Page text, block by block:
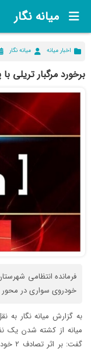
میانه نگار
اخبار میانه میانه نگار
برخورد مرگبار تریلی
فرمانده انتظامی
خودروی سواری در محور
به گزارش میانه نگار به
میانه از کشته شدن یک
گفت: